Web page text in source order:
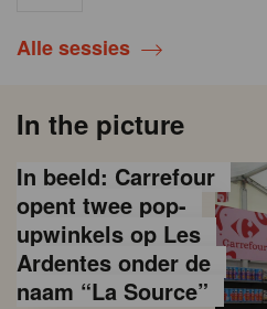
Alle sessies
In the picture
In beeld: Carrefour
opent twee pop-
upwinkels op Les
Ardentes onder de
naam “La Source”